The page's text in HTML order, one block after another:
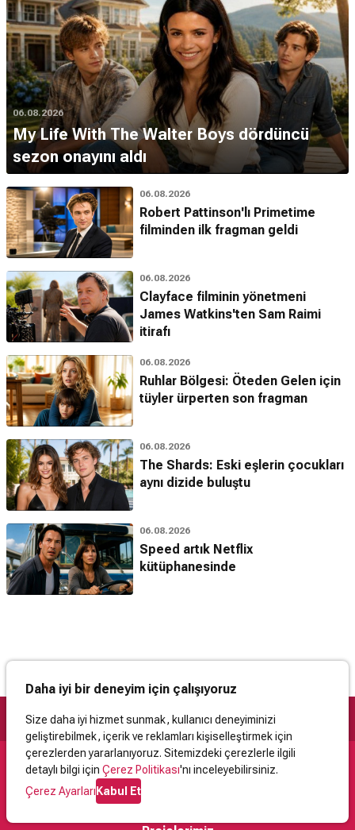
06.08.2026
My Life With The Walter Boys dördüncü
sezon onayını aldı
06.08.2026
Robert Pattinson'lı Primetime
filminden ilk fragman geldi
06.08.2026
Clayface filminin yönetmeni
James Watkins'ten Sam Raimi
itirafı
06.08.2026
Ruhlar Bölgesi: Öteden Gelen için
tüyler ürperten son fragman
06.08.2026
The Shards: Eski eşlerin çocukları
aynı dizide buluştu
06.08.2026
Speed artık Netflix
kütüphanesinde
Daha iyi bir deneyim için çalışıyoruz
Size daha iyi hizmet sunmak, kullanıcı deneyiminizi
geliştirebilmek, içerik ve reklamları kişiselleştirmek için
çerezlerden yararlanıyoruz. Sitemizdeki çerezlerle ilgili
detaylı bilgi için Çerez Politikası'nı inceleyebilirsiniz.
Çerez AyarlarıKabul Et
Destek
İletişimYardımKullanıcı Sözleşmesi